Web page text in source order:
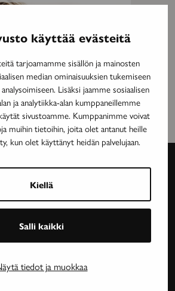
käyttää evästeitä
tarjoamamme sisällön ja mainosten
median ominaisuuksien tukemiseen
Lisäksi jaamme sosiaalisen
ja analytiikka-alan kumppaneillemme
sivustoamme. Kumppanimme voivat
muihin tietoihin, joita olet antanut heille
kun olet käyttänyt heidän palvelujaan.
Kiellä
Salli kaikki
tiedot ja muokkaa
ja essentiaalisen vapinan